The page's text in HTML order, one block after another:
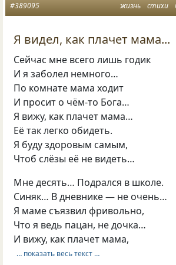
жизнь стихи
#389095
Я видел, как плачет мама...
Сейчас мне всего лишь годик
И я заболел немного…
По комнате мама ходит
И просит о чём-то Бога…
Я вижу, как плачет мама…
Её так легко обидеть.
Я буду здоровым самым,
Чтоб слёзы её не видеть…
Мне десять… Подрался в школе.
Синяк… В дневнике — не очень…
Я маме съязвил фривольно,
Что я ведь пацан, не дочка…
И вижу, как плачет мама,
… показать весь текст …